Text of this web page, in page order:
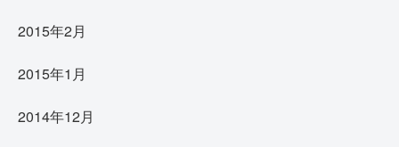
2015年2月
2015年1月
2014年12月